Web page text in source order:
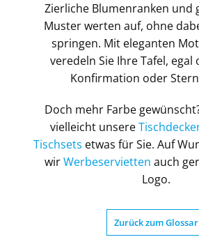
Zierliche Blumenranken und
Muster werten auf, ohne
springen. Mit eleganten
veredeln Sie Ihre Tafel, egal
Konfirmation oder
Doch mehr Farbe
vielleicht unsere
Tischsets etwas für Sie. Auf
wirWerbeservietten auch
Logo.
Zurück zum Glossar